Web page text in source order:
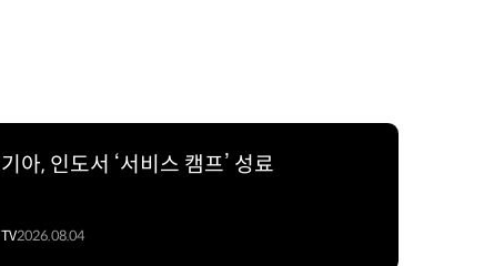
기아, 인도서 ‘서비스 캠프’ 성료
TV2026.08.04